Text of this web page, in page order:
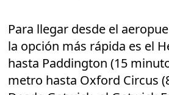
Para llegar desde el
la opción más rápida es el
hasta Paddington (15
metro hasta Oxford Circus